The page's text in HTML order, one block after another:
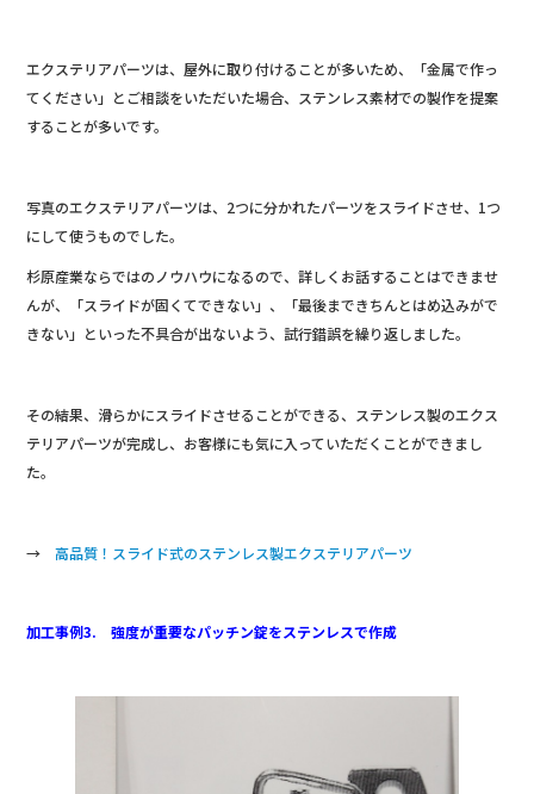
エクステリアパーツは、屋外に取り付けることが多いため、「金属で作っ
てください」とご相談をいただいた場合、ステンレス素材での製作を提案
することが多いです。
写真のエクステリアパーツは、2つに分かれたパーツをスライドさせ、1つ
にして使うものでした。
杉原産業ならではのノウハウになるので、詳しくお話することはできませ
んが、「スライドが固くてできない」、「最後まできちんとはめ込みがで
きない」といった不具合が出ないよう、試行錯誤を繰り返しました。
その結果、滑らかにスライドさせることができる、ステンレス製のエクス
テリアパーツが完成し、お客様にも気に入っていただくことができまし
た。
→高品質！スライド式のステンレス製エクステリアパーツ
加工事例3. 強度が重要なパッチン錠をステンレスで作成